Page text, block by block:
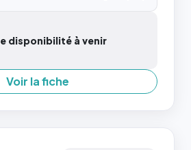
disponibilité à venir
Voir la fiche